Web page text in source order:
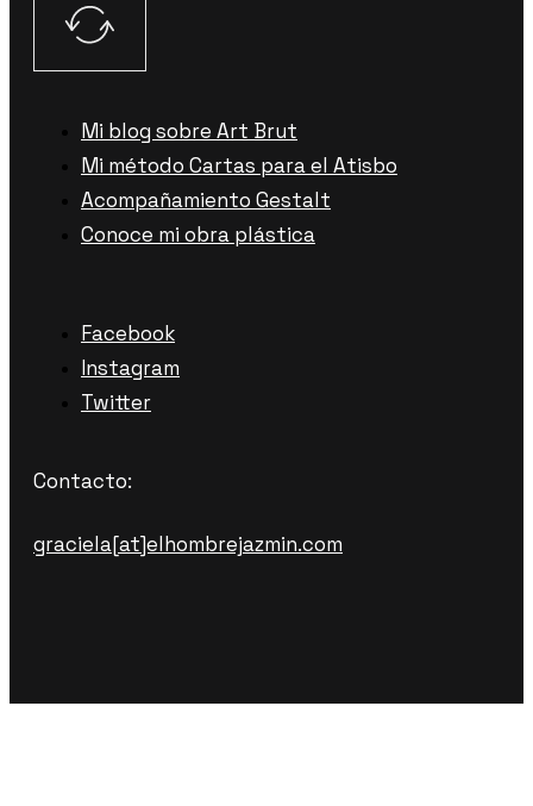
Mi blog sobre Art Brut
Mi método Cartas para el Atisbo
Acompañamiento Gestalt
Conoce mi obra plástica
Facebook
Instagram
Twitter
Contacto:
graciela[at]elhombrejazmin.com